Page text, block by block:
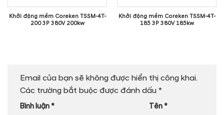
Khởi động mềm Coreken TSSM-4T-
200 3P 380V 200kw
Khởi động mềm Coreken TSSM-4T-
185 3P 380V 185kw
Email của bạn sẽ không được hiển thị công khai.
Các trường bắt buộc được đánh dấu *
Bình luận* Tên*